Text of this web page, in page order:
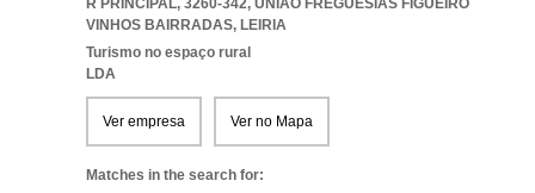
R PRINCIPAL, 3260-342, UNIAO FREGUESIAS FIGUEIRO
VINHOS BAIRRADAS, LEIRIA
Turismo no espaço rural
LDA
Ver empresa Ver no Mapa
Matches in the search for: